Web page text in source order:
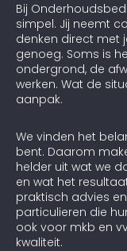
Bij
simpel. Jij neemt
denken direct met
genoeg. Soms is
ondergrond, de
werken. Wat de
aanpak.
We vinden het
bent. Daarom
helder uit wat we
en wat het
praktisch advies
particulieren die
ook voor mkb en
kwaliteit.